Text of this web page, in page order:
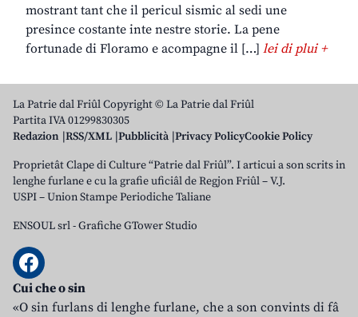
mostrant tant che il pericul sismic al sedi une
presince costante inte nestre storie. La pene
fortunade di Floramo e acompagne il […] lei di plui +
La Patrie dal Friûl Copyright © La Patrie dal Friûl
Partita IVA 01299830305
Redazion RSS/XML Pubblicità Privacy PolicyCookie Policy
Proprietât Clape di Culture “Patrie dal Friûl”. I articui a son scrits in
lenghe furlane e cu la grafie uficiâl de Regjon Friûl – V.J.
USPI – Union Stampe Periodiche Taliane
ENSOUL srl-Grafiche GTower Studio
Cui che o sin
«O sin furlans di lenghe furlane, che a son convints di fâ